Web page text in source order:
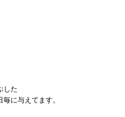
した
に与えてます。